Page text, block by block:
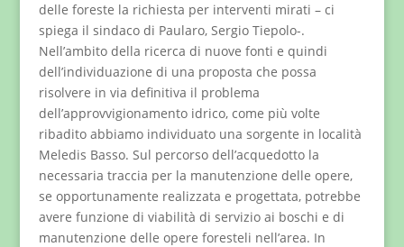
delle foreste la richiesta per interventi mirati – ci
spiega il sindaco di Paularo, Sergio Tiepolo-.
Nell’ambito della ricerca di nuove fonti e quindi
dell’individuazione di una proposta che possa
risolvere in via definitiva il problema
dell’approvvigionamento idrico, come più volte
ribadito abbiamo individuato una sorgente in località
Meledis Basso. Sul percorso dell’acquedotto la
necessaria traccia per la manutenzione delle opere,
se opportunamente realizzata e progettata, potrebbe
avere funzione di viabilità di servizio ai boschi e di
manutenzione delle opere foresteli nell’area. In